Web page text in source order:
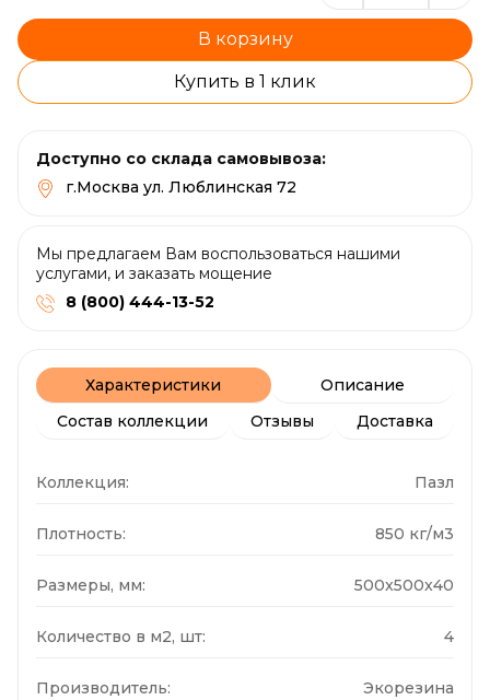
В корзину
Купить в 1 клик
Доступно со склада самовывоза:
г.Москва ул. Люблинская 72
Мы предлагаем Вам воспользоваться нашими
услугами, и заказать мощение
8 (800) 444-13-52
Характеристики
Описание
Состав коллекции
Отзывы Доставка
Коллекция: Пазл
Плотность: 850 кг/м3
Размеры, мм: 500x500x40
Количество в м2, шт: 4
Производитель: Экорезина